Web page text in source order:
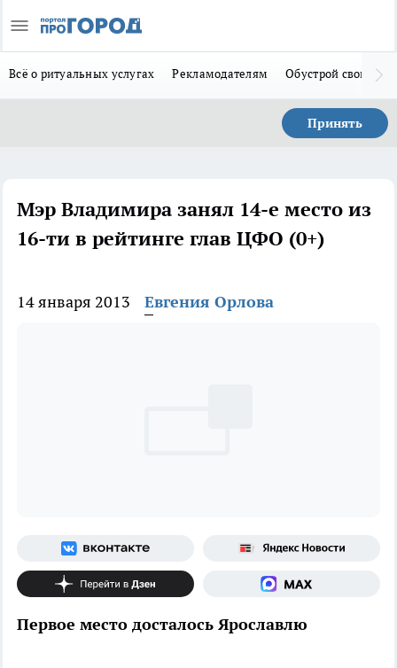
Всё о ритуальных услугах Рекламодателям Обустрой свой дом
Принять
Мэр Владимира занял 14-е место из
16-ти в рейтинге глав ЦФО (0+)
14 января 2013 Евгения Орлова
Первое место досталось Ярославлю